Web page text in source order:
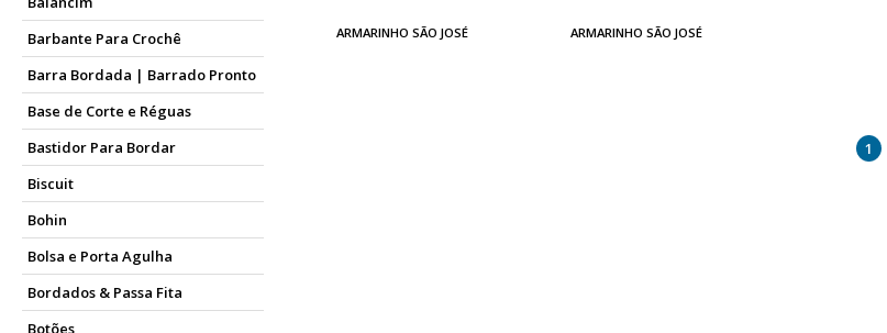
Barbante Para Crochê
Barra Bordada | Barrado Pronto
Base de Corte e Réguas
Bastidor Para Bordar
Biscuit
Bohin
Bolsa e Porta Agulha
Bordados & Passa Fita
Botões
ARMARINHO SÃO JOSÉ ARMARINHO SÃO JOSÉ
1